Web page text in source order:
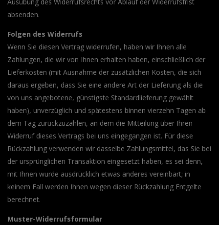
absenden.
Folgen des Widerrufs
Wenn Sie diesen Vertrag widerrufen, haben wir Ihnen alle
Zahlungen, die wir von Ihnen erhalten haben, einschließlich der
Lieferkosten (mit Ausnahme der zusätzlichen Kosten, die sich
daraus ergeben, dass Sie eine andere Art der Lieferung als die
von uns angebotene, günstigste Standardlieferung gewählt
haben), unverzüglich und spätestens binnen vierzehn Tagen ab
dem Tag zurückzuzahlen, an dem die Mitteilung über Ihren
Widerruf dieses Vertrags bei uns eingegangen ist. Für diese
Rückzahlung verwenden wir dasselbe Zahlungsmittel, das Sie bei
der ursprünglichen Transaktion eingesetzt haben, es sei denn,
mit Ihnen wurde ausdrücklich etwas anderes vereinbart; in
keinem Fall werden Ihnen wegen dieser Rückzahlung Entgelte
berechnet.
Muster-Widerrufsformular